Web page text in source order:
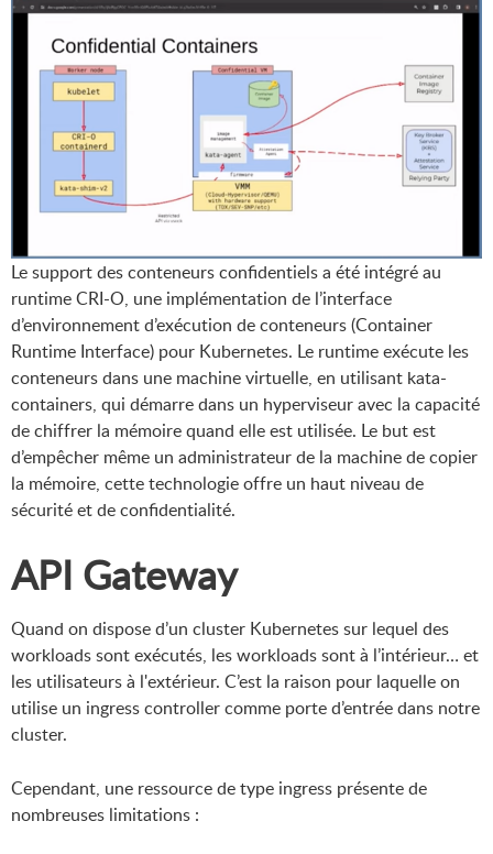
Le support des conteneurs confidentiels a été intégré au
runtime CRI-O, une implémentation de l’interface
d’environnement d’exécution de conteneurs (Container
Runtime Interface) pour Kubernetes. Le runtime exécute les
conteneurs dans une machine virtuelle, en utilisant kata-
containers, qui démarre dans un hyperviseur avec la capacité
de chiffrer la mémoire quand elle est utilisée. Le but est
d’empêcher même un administrateur de la machine de copier
la mémoire, cette technologie offre un haut niveau de
sécurité et de confidentialité.
API Gateway
Quand on dispose d’un cluster Kubernetes sur lequel des
workloads sont exécutés, les workloads sont à l’intérieur… et
les utilisateurs à l'extérieur. C’est la raison pour laquelle on
utilise un ingress controller comme porte d’entrée dans notre
cluster.
Cependant, une ressource de type ingress présente de
nombreuses limitations :